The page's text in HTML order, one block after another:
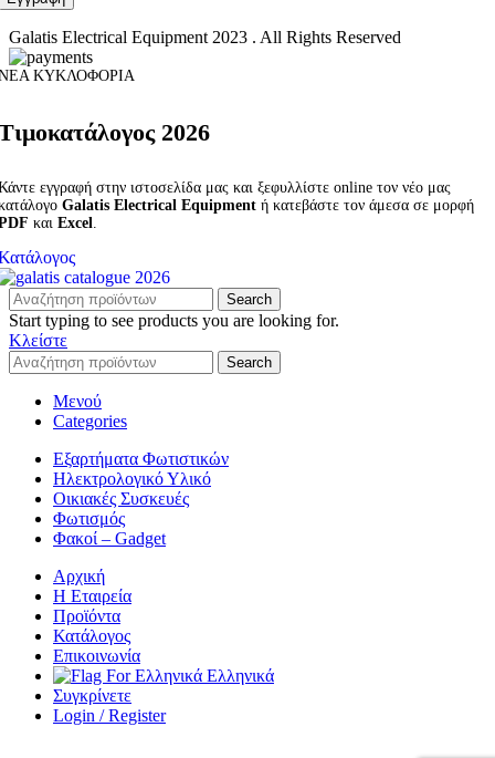
Galatis Electrical Equipment2023 . All Rights Reserved
ΚΥΚΛΟΦΟΡΙΑ
2026
εγγραφή στην ιστοσελίδα μας και ξεφυλλίστε online τον νέο μας
Galatis Electrical Equipment ή κατεβάστε τον άμεσα σε μορφή
και Excel
Search
Start typing to see products you are looking for.
Κλείστε
Search
Μενού
Categories
Εξαρτήματα Φωτιστικών
Ηλεκτρολογικό Υλικό
Οικιακές Συσκευές
Φωτισμός
Φακοί – Gadget
Αρχική
Η Εταιρεία
Προϊόντα
Κατάλογος
Επικοινωνία
Ελληνικά
Συγκρίνετε
Login / Register